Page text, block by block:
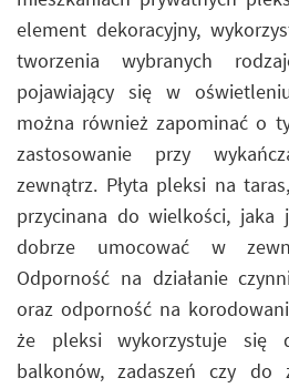
element dekoracyjny,
tworzenia wybranych
pojawiający się w
można również zapominać o
zastosowanie przy
zewnątrz. Płyta pleksi na
przycinana do wielkości, jaka
dobrze umocować w
Odporność na działanie
oraz odporność na
że pleksi wykorzystuje się
balkonów, zadaszeń czy do